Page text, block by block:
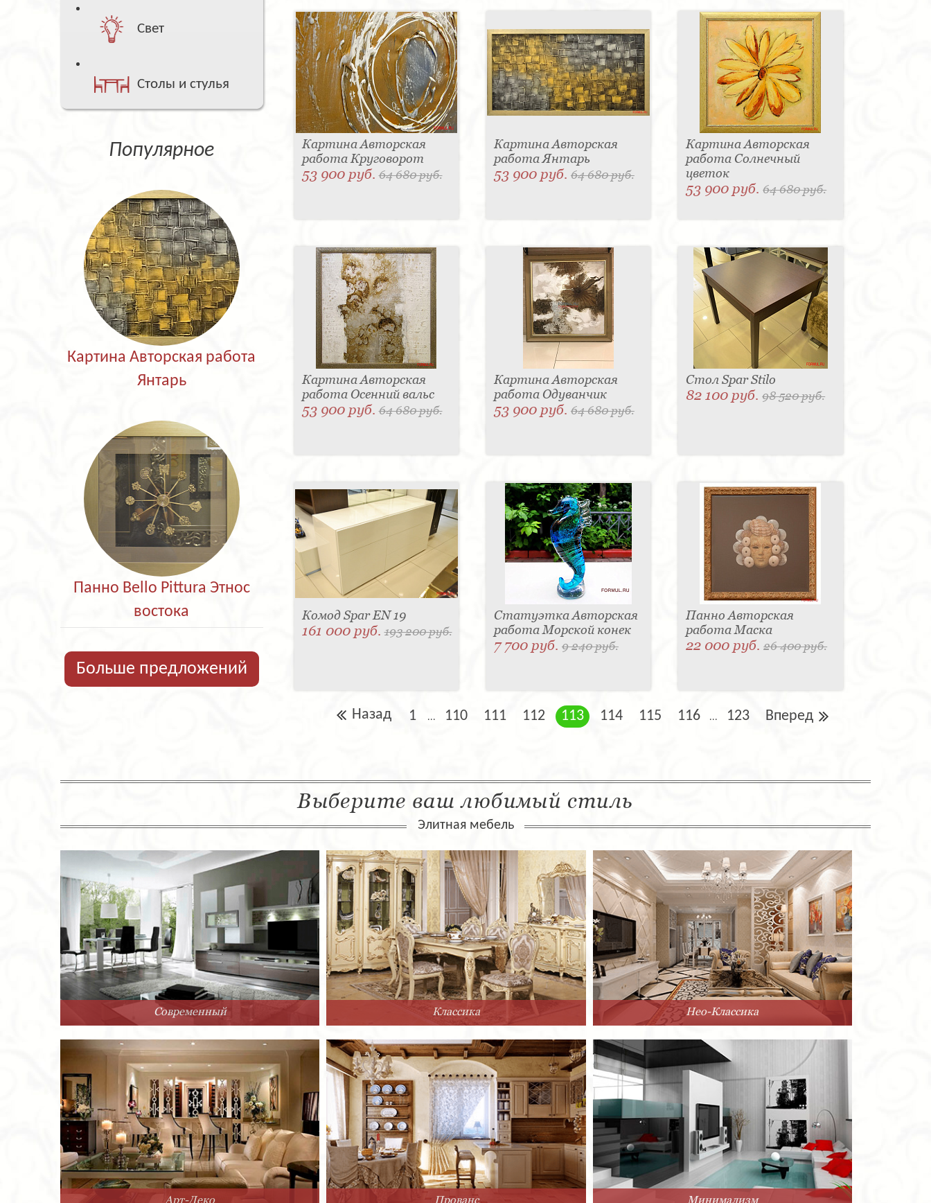
Свет
Столы и стулья
Популярное
Картина Авторская работа
Янтарь
Панно Bello Pittura Этнос
востока
Больше предложений
Картина Авторская
работа Круговорот
53 900 руб.64 680 руб.
Картина Авторская
работа Янтарь
53 900 руб. 64 680 руб.
Картина Авторская
работа Солнечный
цветок
53 900 руб.64 680 руб.
Картина Авторская
работа Осенний вальс
53 900 руб.64 680 руб.
Картина Авторская
работа Одуванчик
53 900 руб. 64 680 руб.
Стол Spar Stilo
82 100 руб.98 520 руб.
Комод Spar EN 19
161 000 руб.193 200 руб.
Статуэтка Авторская
работа Морской конек
7 700 руб. 9 240 руб.
Панно Авторская
работа Маска
22 000 руб.26 400 руб.
Назад 1 ... 110 111 112 113 114 115 116 ... 123 Вперед
Выберите ваш любимый стиль
Элитная мебель
Современный Классика Нео-Классика
Арт-Деко Прованс Минимализм